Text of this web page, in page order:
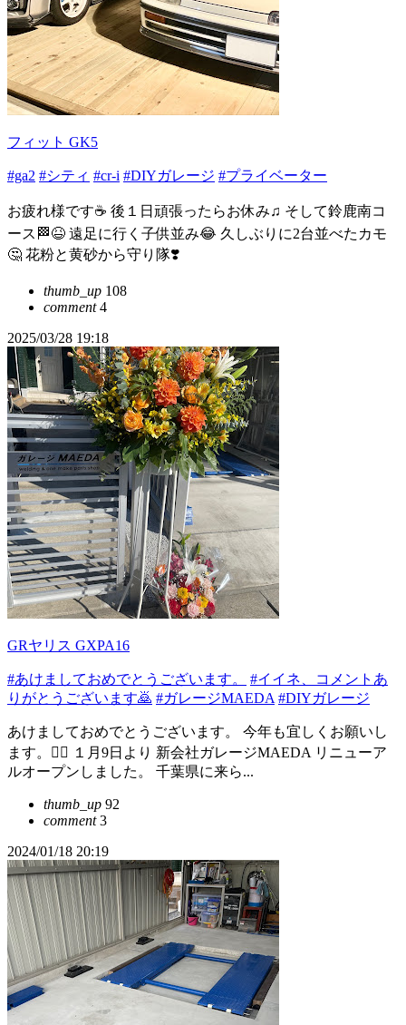
フィット GK5
#ga2 #シティ #cr-i #DIYガレージ #プライベーター
お疲れ様です☕️ 後１日頑張ったらお休み♫ そして鈴鹿南コ
ース🏁😆 遠足に行く子供並み😂 久しぶりに2台並べたカモ
🤔 花粉と黄砂から守り隊❣️
thumb_up 108
comment4
2025/03/28 19:18
GRヤリス GXPA16
#あけましておめでとうございます。
#イイネ、コメントあ
りがとうございます🙇 #ガレージMAEDA #DIYガレージ
あけましておめでとうございます。 今年も宜しくお願いし
ます。🙇‍♂️ １月9日より 新会社ガレージMAEDA リニューア
ルオープンしました。 千葉県に来ら...
thumb_up 92
comment3
2024/01/18 20:19